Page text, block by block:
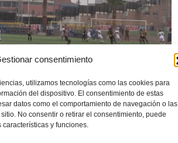
consentimiento
utilizamos tecnologías como las cookies para
del dispositivo. El consentimiento de estas
datos como el comportamiento de navegación o las
No consentir o retirar el consentimiento, puede
y funciones.
de Fútbol de la Comunidad
de las competiciones federadas en